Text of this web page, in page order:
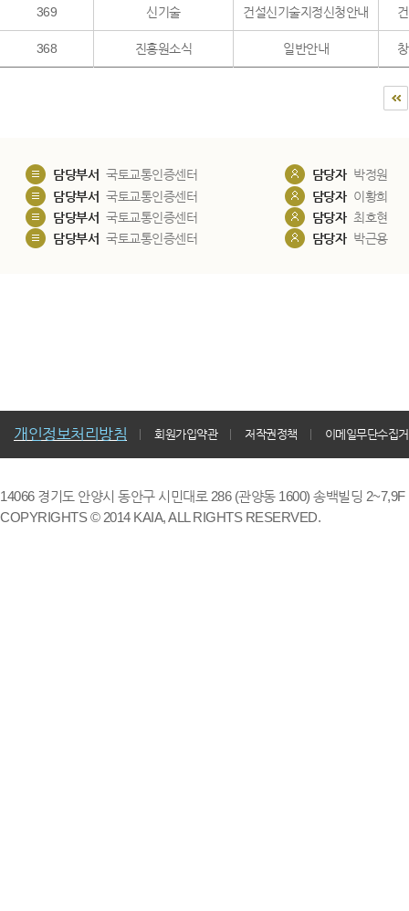
369 신기술 건설신기술지정신청안내
368 진흥원소식 일반안내
담당부서 국토교통인증센터 담당자 박정원
담당부서 국토교통인증센터 담당자 이황희
담당부서 국토교통인증센터 담당자 최호현
담당부서 국토교통인증센터 담당자 박근용
개인정보처리방침 회원가입약관 저작권정책 이메일무단수집
14066 경기도 안양시 동안구 시민대로 286 (관양동 1600) 송백빌딩
COPYRIGHTS © 2014 KAIA, ALL RIGHTS RESERVED.